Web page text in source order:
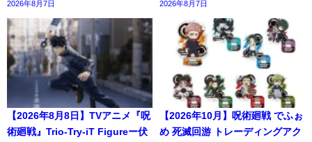
2026年8月7日 2026年8月7日
【2026年8月8日】TVアニメ『呪
術廻戦』Trio-Try-iT Figureー伏
【2026年10月】呪術廻戦 でふぉ
め 死滅回游 トレーディングアク